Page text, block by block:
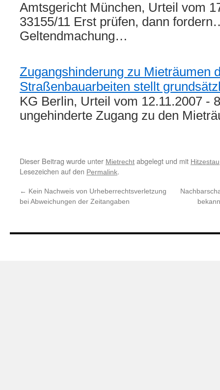
Amtsgericht München, Urteil vom
33155/11 Erst prüfen, dann
Geltendmachung…
Zugangshinderung zu Mieträumen
Straßenbauarbeiten stellt
KG Berlin, Urteil vom 12.11.2007 -
ungehinderte Zugang zu den
Dieser Beitrag wurde unter Mietrecht abgelegt und mit Hitzestau
Lesezeichen auf den Permalink.
← Kein Nachweis von Urheberrechtsverletzung
bei Abweichungen der Zeitangaben